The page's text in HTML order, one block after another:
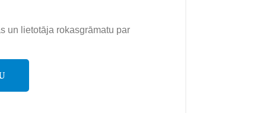
un lietotāja rokasgrāmatu par